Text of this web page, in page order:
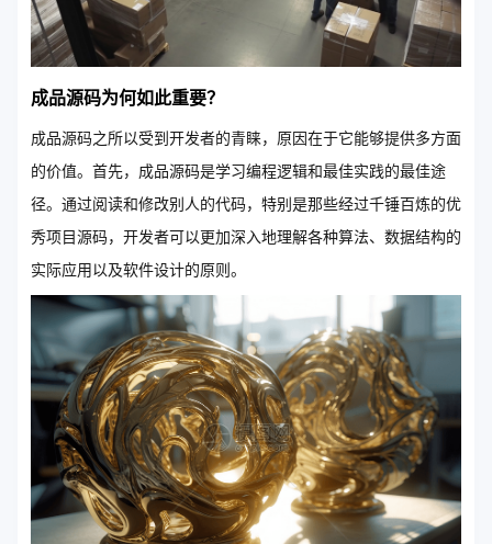
成品源码为何如此重要？
成品源码之所以受到开发者的青睐，原因在于它能够提供多方面
的价值。首先，成品源码是学习编程逻辑和最佳实践的最佳途
径。通过阅读和修改别人的代码，特别是那些经过千锤百炼的优
秀项目源码，开发者可以更加深入地理解各种算法、数据结构的
实际应用以及软件设计的原则。